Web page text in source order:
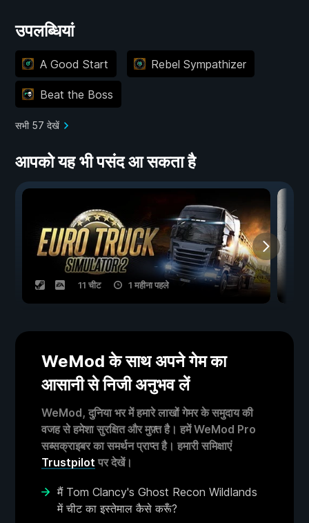
उपलब्धियां
A Good Start Rebel Sympathizer
Beat the Boss
सभी 57 देखें
आपको यह भी पसंद आ सकता है
11 चीट 1 महीना पहले
WeMod के साथ अपने गेम का
आसानी से निजी अनुभव लें
WeMod, दुनिया भर में हमारे लाखों गेमर के समुदाय की
वजह से हमेशा सुरक्षित और मुफ़्त है। हमें WeMod Pro
सब्सक्राइबर का समर्थन प्राप्त है। हमारी समिक्षाएं
Trustpilot पर देखें।
मैं Tom Clancy's Ghost Recon Wildlands
में चीट का इस्तेमाल कैसे करूँ?